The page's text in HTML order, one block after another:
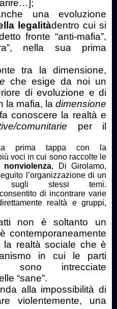
una evoluzione
legalitàdentro cui si
fronte “anti-mafia”,
nella sua prima
tra la dimensione,
che esige da noi un
di evoluzione e di
la mafia, la dimensione
conoscere la realtà e
comunitarie per il
prima tappa con la
voci in cui sono raccolte le
nonviolenza, Di Girolamo,
l’organizzazione di un
sugli stessi temi.
di incontrare varie
realtà e gruppi,
non è soltanto un
contemporaneamente
realtà sociale che è
in cui le parti
sono intrecciate
“sane”.
alla impossibilità di
violentemente, una